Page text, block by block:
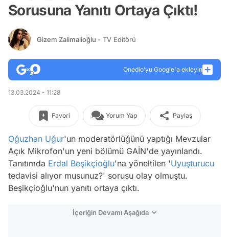
Sorusuna Yanıtı Ortaya Çıktı!
Gizem Zalimalioğlu - TV Editörü
Onedio’yu Google'a ekleyin
13.03.2024 - 11:28
Favori Yorum Yap Paylaş
Oğuzhan Uğur'un moderatörlüğünü yaptığı Mevzular
Açık Mikrofon'un yeni bölümü GAİN'de yayınlandı.
Tanıtımda Erdal Beşikçioğlu'na yöneltilen 'Uyuşturucu
tedavisi alıyor musunuz?' sorusu olay olmuştu.
Beşikçioğlu'nun yanıtı ortaya çıktı.
İçeriğin Devamı Aşağıda